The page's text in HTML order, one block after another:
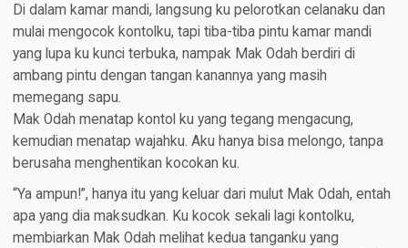
Di dalam kamar mandi, langsung ku pelorotkan celanaku dan
mulai mengocok kontolku, tapi tiba-tiba pintu kamar mandi
yang lupa ku kunci terbuka, nampak Mak Odah berdiri di
ambang pintu dengan tangan kanannya yang masih
memegang sapu.
Mak Odah menatap kontol ku yang tegang mengacung,
kemudian menatap wajahku. Aku hanya bisa melongo, tanpa
berusaha menghentikan kocokan ku.
“Ya ampun!”, hanya itu yang keluar dari mulut Mak Odah, entah
apa yang dia maksudkan. Ku kocok sekali lagi kontolku,
membiarkan Mak Odah melihat kedua tanganku yang